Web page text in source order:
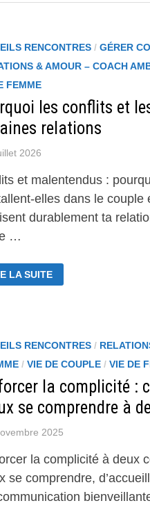
RENCONTRES/ GÉRER
& AMOUR – COACH
FEMME
les conflits et
relations
2026
et malentendus :
elles dans le couple
durablement ta
…
CONFLITS
LA SUITE
RENCONTRES/
/ VIE DE COUPLE/ VIE DE
la complicité :
se comprendre à
2025
la complicité à deux
se comprendre,